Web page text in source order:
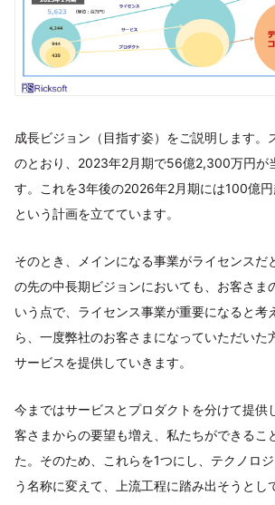
成長ビジョン（目指す姿）をご説明します。
のとおり、2023年2月期で56億2,300万円が
す。これを3年後の2026年2月期には100億
という計画を立てています。
そのとき、メインになる事業がライセンスだ
の先の中長期ビジョンにおいても、お客さま
いう点で、ライセンス事業が重要になると考
ら、一度弊社のお客さまになっていただいた
サービスを提供していきます。
今まではサービスとプロダクトを分けて提供
客さまからの要望も増え、私たちができるこ
た。そのため、これらを1つにし、テクノロ
う名称に変えて、上流工程に踏み出そうとし